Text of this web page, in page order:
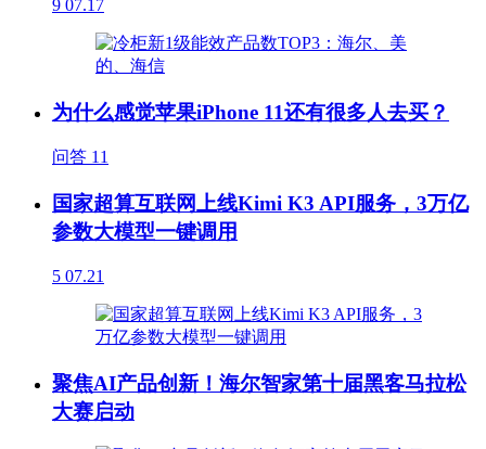
9 07.17
为什么感觉苹果iPhone 11还有很多人去买？
问答 11
国家超算互联网上线Kimi K3 API服务，3万亿
参数大模型一键调用
5 07.21
聚焦AI产品创新！海尔智家第十届黑客马拉松
大赛启动